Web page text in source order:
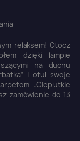
relaksem! Otocz
dzięki lampie
na duchu
i otul swoje
„Cieplutkie
zamówienie do 13